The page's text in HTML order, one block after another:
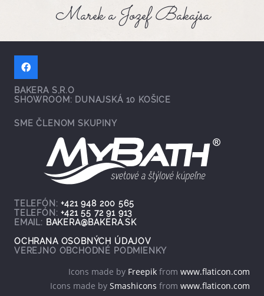
Marek a Jozef Bakajsa
BAKERA S,R.O
SHOWROOM: DUNAJSKÁ 10 KOŠICE
SME ČLENOM SKUPINY
TELEFÓN:+421 948 200 565
TELEFÓN:+421 55 72 91 913
EMAIL: BAKERA@BAKERA.SK
OCHRANA OSOBNÝCH ÚDAJOV
VEREJNO OBCHODNÉ PODMIENKY
Icons made by Freepik from www.flaticon.com
Icons made by Smashicons from www.flaticon.com